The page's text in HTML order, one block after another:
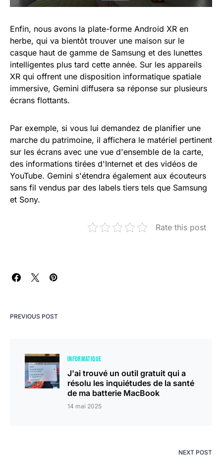
Enfin, nous avons la plate-forme Android XR en
herbe, qui va bientôt trouver une maison sur le
casque haut de gamme de Samsung et des lunettes
intelligentes plus tard cette année. Sur les appareils
XR qui offrent une disposition informatique spatiale
immersive, Gemini diffusera sa réponse sur plusieurs
écrans flottants.
Par exemple, si vous lui demandez de planifier une
marche du patrimoine, il affichera le matériel pertinent
sur les écrans avec une vue d'ensemble de la carte,
des informations tirées d'Internet et des vidéos de
YouTube. Gemini s'étendra également aux écouteurs
sans fil vendus par des labels tiers tels que Samsung
et Sony.
Rate this post
PREVIOUS POST
INFORMATIQUE
J'ai trouvé un outil gratuit qui a
résolu les inquiétudes de la santé
de ma batterie MacBook
14 mai 2025
NEXT POST